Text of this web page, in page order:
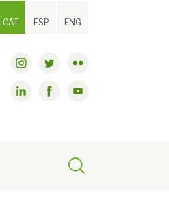
CAT ESP ENG